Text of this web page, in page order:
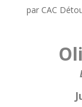
par CAC